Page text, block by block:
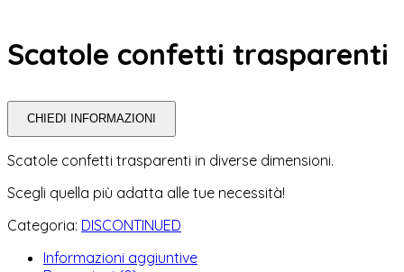
Scatole confetti trasparenti
CHIEDI INFORMAZIONI
Scatole confetti trasparenti in diverse dimensioni.
Scegli quella più adatta alle tue necessità!
Categoria: DISCONTINUED
Informazioni aggiuntive